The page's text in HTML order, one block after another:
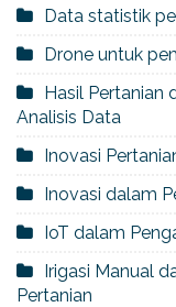
Data statistik
Drone untuk
Hasil Pertanian
Analisis Data
Inovasi
Inovasi dalam
IoT dalam
Irigasi Manual
Pertanian